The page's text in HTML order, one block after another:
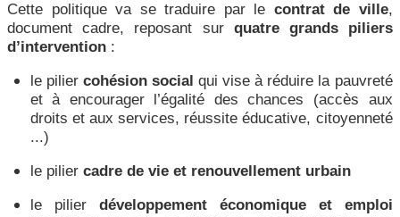
Cette politique va se traduire par le contrat de ville,
document cadre, reposant sur quatre grands piliers
d’intervention :
le piliercohésion social qui vise à réduire la pauvreté
et à encourager l’égalité des chances (accès aux
droits et aux services, réussite éducative, citoyenneté
...)
le piliercadre de vie et renouvellement urbain
le pilierdéveloppement économique et emploi